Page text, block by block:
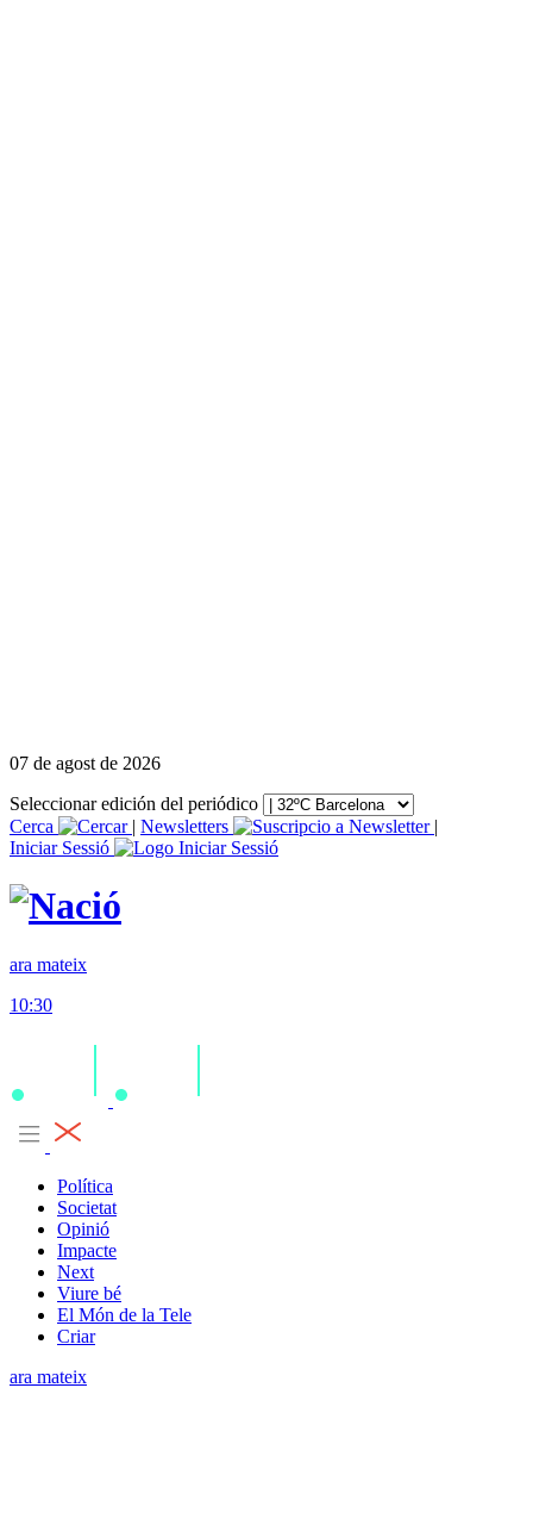
07 de agost de 2026
Seleccionar edición del periódico
Cerca
| Newsletters
|
Iniciar Sessió
ara mateix
10:30
Política
Societat
Opinió
Impacte
Next
Viure bé
El Món de la Tele
Criar
ara mateix